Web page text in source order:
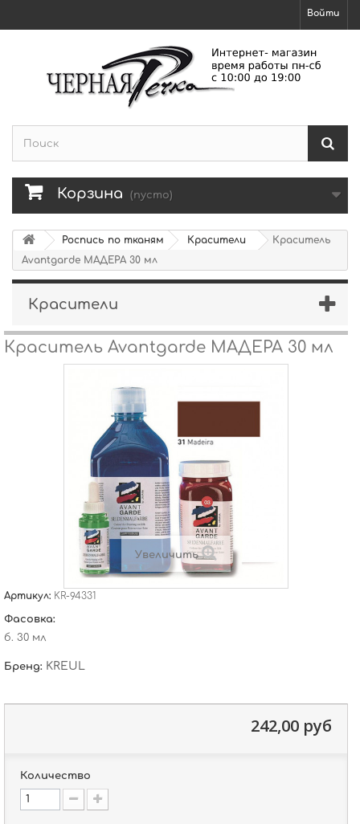
Войти
Корзина (пусто)
Роспись по тканям Красители
Краситель
Avantgarde МАДЕРА 30 мл
Красители
Краситель Avantgarde МАДЕРА 30 мл
Увеличить
Артикул: KR-94331
Фасовка:
б. 30 мл
Бренд: KREUL
242,00 руб
Количество